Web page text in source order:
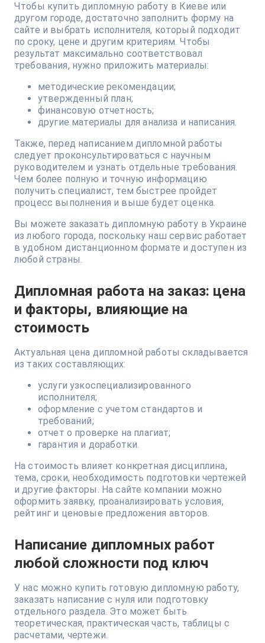
Чтобы купить дипломную работу в Киеве или
другом городе, достаточно заполнить форму на
сайте и выбрать исполнителя, который подходит
по сроку, цене и другим критериям. Чтобы
результат максимально соответствовал
требования, нужно приложить материалы:
методические рекомендации;
утвержденный план;
финансовую отчетность;
другие материалы для анализа и написания.
Также, перед написанием дипломной работы
следует проконсультироваться с научным
руководителем и узнать отдельные требования.
Чем более полную и точную информацию
получить специалист, тем быстрее пройдет
процесс выполнения и выше будет оценка.
Вы можете заказать дипломную работу в Украине
из любого города, поскольку наш сервис работает
в удобном дистанционном формате и доступен из
любой страны.
Дипломная работа на заказ: цена
и факторы, влияющие на
стоимость
Актуальная цена дипломной работы складывается
из таких составляющих:
услуги узкоспециализированного
исполнителя;
оформление с учетом стандартов и
требований;
отчет о проверке на плагиат;
гарантия и доработки.
На стоимость влияет конкретная дисциплина,
тема, сроки, необходимость подготовки чертежей
и другие факторы. На сайте компании можно
оформить заявку, проанализировать условия,
рейтинг и ценовые предложения авторов.
Написание дипломных работ
любой сложности под ключ
У нас можно купить готовую дипломную работу,
заказать написание с нуля или подготовку
отдельного раздела. Это может быть
теоретическая, практическая часть, таблицы с
расчетами, чертежи.